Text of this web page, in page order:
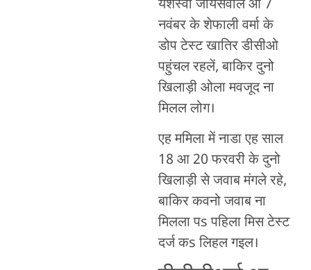
यशस्वी जायसवाल आ 7
नवंबर के शेफाली वर्मा के
डोप टेस्ट खातिर डीसीओ
पहुंचल रहलें, बाकिर दुनो
खिलाड़ी ओला मवजूद ना
मिलल लोग।
एह ममिला में नाडा एह साल
18 आ 20 फरवरी के दुनो
खिलाड़ी से जवाब मंगले रहे,
बाकिर कवनो जवाब ना
मिलला पs पहिला मिस टेस्ट
दर्ज कs लिहल गइल।